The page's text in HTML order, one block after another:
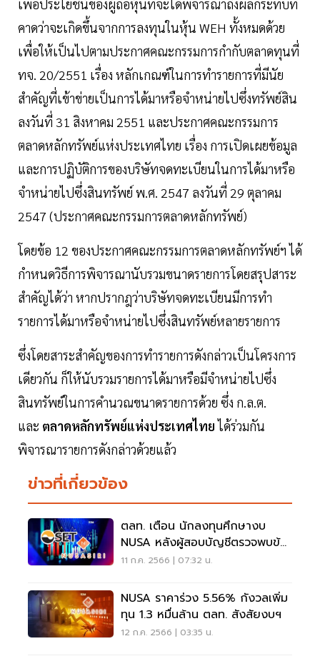
เพื่อประโยชน์ของผู้ถือหุ้นที่จะได้พิจารณาถึงผลกระทบที่
คาดว่าจะเกิดขึ้นจากการลงทุนในหุ้น WEH ทั้งหมดด้วย
เพื่อให้เป็นไปตามประกาศคณะกรรมการกำกับตลาดทุนที่
ทจ. 20/2551 เรื่อง หลักเกณฑ์ในการทำรายการที่มีนัย
สำคัญที่เข้าข่ายเป็นการได้มาหรือจำหน่ายไปซึ่งทรัพย์สิน
ลงวันที่ 31 สิงหาคม 2551 และประกาศคณะกรรมการ
ตลาดหลักทรัพย์แห่งประเทศไทย เรื่อง การเปิดเผยข้อมูล
และการปฏิบัติการของบริษัทจดทะเบียนในการได้มาหรือ
จำหน่ายไปซึ่งสินทรัพย์ พ.ศ. 2547 ลงวันที่ 29 ตุลาคม
2547 (ประกาศคณะกรรมการตลาดหลักทรัพย์)
โดยข้อ 12 ของประกาศคณะกรรมการตลาดหลักทรัพย์ฯ ได้
กำหนดวิธีการพิจารณานับรวมขนาดรายการโดยสรุปสาระ
สำคัญได้ว่า หากปรากฎว่าบริษัทจดทะเบียนมีการทำ
รายการได้มาหรือจำหน่ายไปซึ่งสินทรัพย์หลายรายการ
ซึ่งโดยสาระสำคัญของการทำรายการดังกล่าวเป็นโครงการ
เดียวกัน ก็ให้นับรวมรายการได้มาหรือมีจำหน่ายไปซึ่ง
สินทรัพย์ในการคำนวณขนาดรายการด้วย ซึ่ง ก.ล.ต.
และ ตลาดหลักทรัพย์แห่งประเทศไทยได้ร่วมกัน
พิจารณารายการดังกล่าวด้วยแล้ว
ข่าวที่เกี่ยวข้อง
ตลท. เตือน นักลงทุนศึกษางบ
NUSA หลังผู้สอบบัญชีตรวจพบข้อ
สังเกต
11 ก.ค. 2566 | 07:32 น.
NUSA ราคาร่วง 5.56% กังวลเพิ่ม
ทุน 1.3 หมื่นล้าน ตลท. สังสัยงบฯ
12 ก.ค. 2566 | 03:35 น.